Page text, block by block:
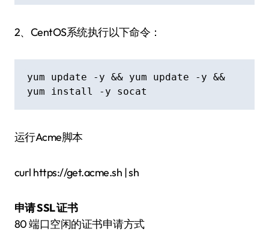
2、CentOS系统执行以下命令：
yum update -y && yum update -y &&
yum install -y socat
运行Acme脚本
curl https://get.acme.sh | sh
申请 SSL 证书
80 端口空闲的证书申请方式